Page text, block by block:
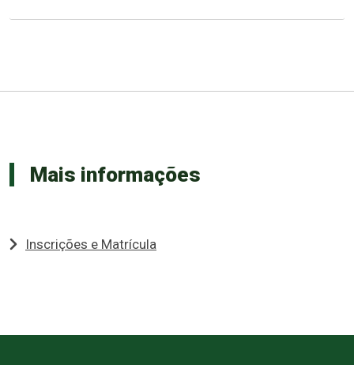
Mais informações
Inscrições e Matrícula